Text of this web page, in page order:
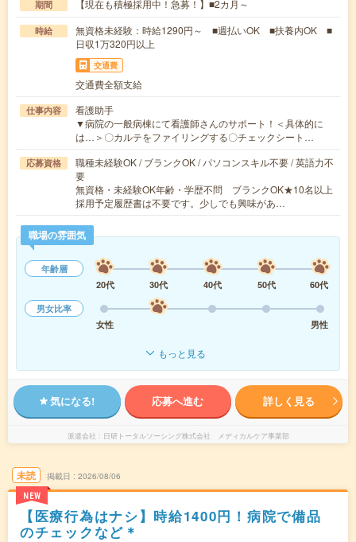
期間 【現在も積極採用中！急募！】■2カ月～
時給
無資格未経験：時給1290円～ ■週払いOK ■扶養内OK ■
日収1万320円以上
交通費
交通費全額支給
仕事内容
看護助手
▼病院の一般病棟にて看護師さんのサポート！＜具体的に
は…＞〇カルテをファイリングする〇チェックシート…
応募資格
職種未経験OK / ブランクOK / パソコンスキル不要 / 英語力不
要
無資格・未経験OK年齢・学歴不問 ブランクOK★10名以上
採用予定履歴書は不要です。少しでも興味があ…
職場の雰囲気
年齢層
20代
30代 40代 50代
60代
男女比率
女性
男性
もっと見る
気になる! 応募へ進む 詳しく見る
派遣会社 日研トータルソーシング株式会社 メディカルケア事業部
未読
NEW
掲載日 2026/08/06
【医療行為はナシ】時給1400円！病院で備品
のチェックなど＊